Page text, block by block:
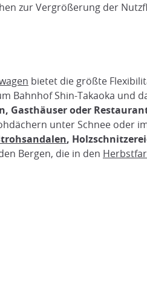
zur Vergrößerung der
bietet die größte
Bahnhof Shin-Takaoka und
Gasthäuser oder
unter Schnee oder
,
Bergen, die in den